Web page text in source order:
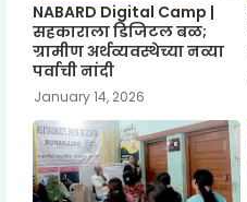
NABARD Digital Camp |
सहकाराला डिजिटल बळ;
ग्रामीण अर्थव्यवस्थेच्या नव्या
पर्वाची नांदी
January 14, 2026